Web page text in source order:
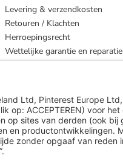
Levering & verzendkosten
Retouren / Klachten
Herroepingsrecht
Wettelijke garantie en reparatie